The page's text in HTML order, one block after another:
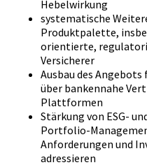
Hebelwirkung
systematische
Produktpalette,
orientierte,
Versicherer
Ausbau des
über bankennahe
Plattformen
Stärkung von ESG-
Portfolio-
Anforderungen und
adressieren